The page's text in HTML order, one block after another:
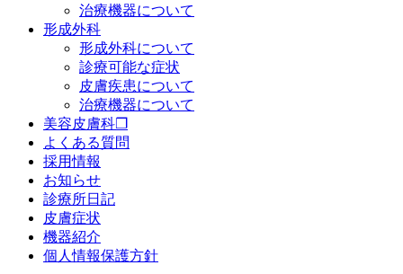
治療機器について
形成外科
形成外科について
診療可能な症状
皮膚疾患について
治療機器について
美容皮膚科❐
よくある質問
採用情報
お知らせ
診療所日記
皮膚症状
機器紹介
個人情報保護方針